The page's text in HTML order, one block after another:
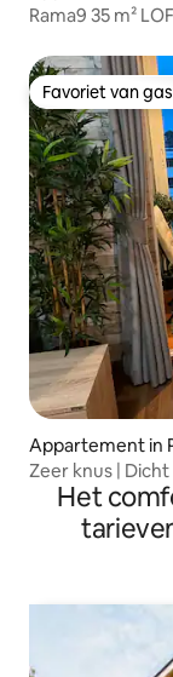
Rama9 35 m²
's nachts/dicht
Favoriet van
Favoriet van
Appartement in
Zeer knus |
fitnessruimte
Het